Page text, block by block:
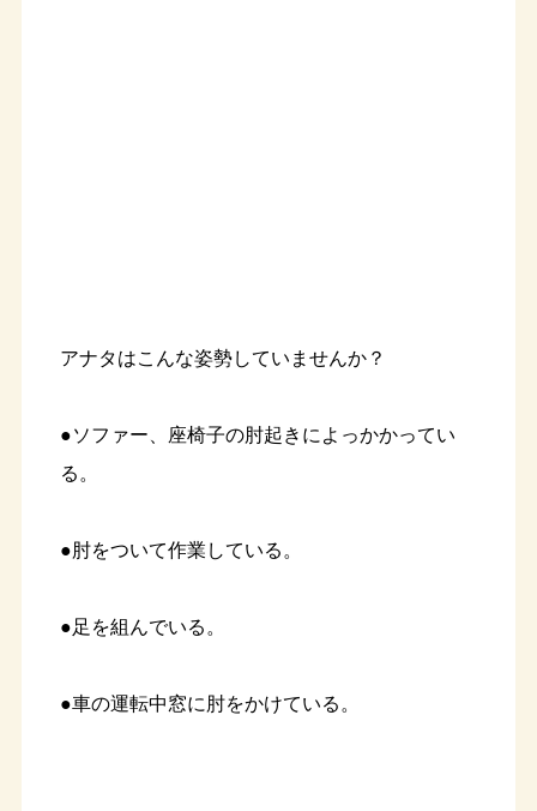
アナタはこんな姿勢していませんか？
●ソファー、座椅子の肘起きによっかかってい
る。
●肘をついて作業している。
●足を組んでいる。
●車の運転中窓に肘をかけている。